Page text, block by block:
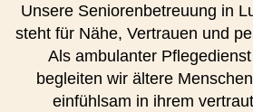
Unsere Seniorenbetreuung in
steht für Nähe, Vertrauen und
Als ambulanter
begleiten wir ältere
einfühlsam in ihrem